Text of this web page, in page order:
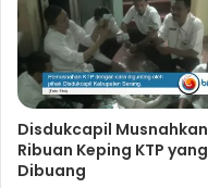
Disdukcapil Musnahkan
Ribuan Keping KTP yang
Dibuang